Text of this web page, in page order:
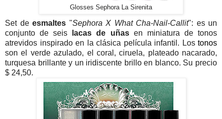
Glosses Sephora La Sirenita
Set de esmaltes "Sephora X What Cha-Nail-Callit": es un
conjunto de seis
lacas de uñasen miniatura de tonos
atrevidos inspirado en la clásica película infantil. Los tonos
son el verde azulado, el coral, ciruela, plateado nacarado,
turquesa brillante y un iridiscente brillo en blanco. Su precio
$ 24,50.